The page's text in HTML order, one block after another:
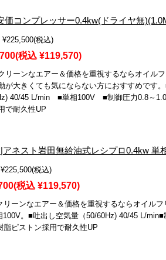
価コンプレッサー0.4kw(ドライヤ無
¥225,500(税込)
(税込 ¥119,570)
リーンなエアー＆価格を重視するならオイル
が大きくても気にならない方におすすめで
40/45 L/min ■単相100V ■制御圧力0.8～
で耐久性UP
アネスト岩田無給油式レシプロ0.4kw 単
¥225,500(税込)
(税込 ¥119,570)
リーンなエアー＆価格を重視するならオイル
100V。■吐出し空気量（50/60Hz) 40/45 L/
脂ピストン採用で耐久性UP